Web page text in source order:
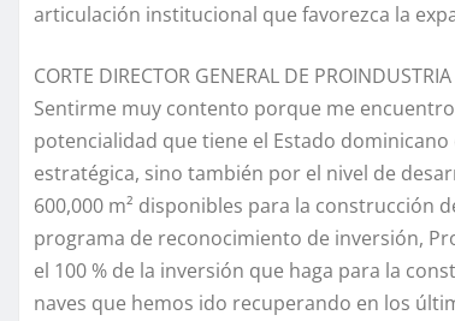
articulación institucional que favorezca la
CORTE DIRECTOR GENERAL DE
Sentirme muy contento porque me
potencialidad que tiene el Estado
estratégica, sino también por el nivel de
600,000 m² disponibles para la construcción
programa de reconocimiento de inversión,
el 100 % de la inversión que haga para la
naves que hemos ido recuperando en los